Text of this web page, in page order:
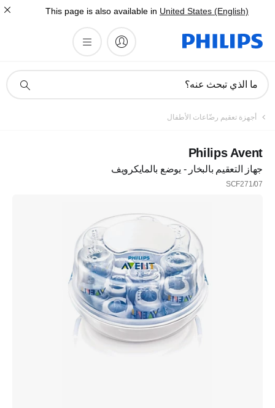
This page is also available in United States (English)
دعم
ما الذي تبحث عنه؟
أجهزة تعقيم رضّاعات الأطفال
Philips Avent
جهاز التعقيم بالبخار - يوضع بالمايكرويف
SCF271/07